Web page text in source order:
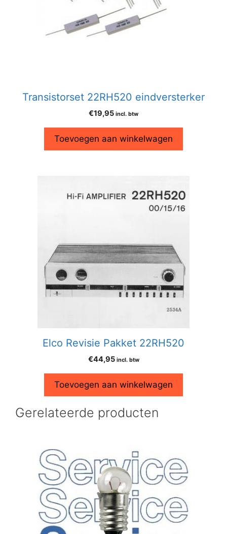
Transistorset 22RH520 eindversterker
€19,95 incl. btw
Toevoegen aan winkelwagen
Elco Revisie Pakket 22RH520
€44,95 incl. btw
Toevoegen aan winkelwagen
Gerelateerde producten